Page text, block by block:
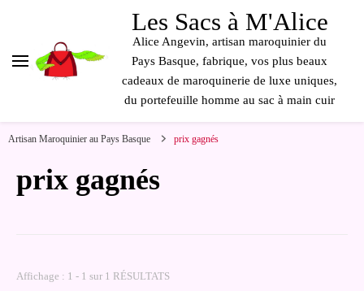
Les Sacs à M'Alice
Alice Angevin, artisan maroquinier du
Pays Basque, fabrique, vos plus beaux
cadeaux de maroquinerie de luxe uniques,
du portefeuille homme au sac à main cuir
Artisan Maroquinier au Pays Basque prix gagnés
prix gagnés
Affichage : 1 - 1 sur 1 RÉSULTATS